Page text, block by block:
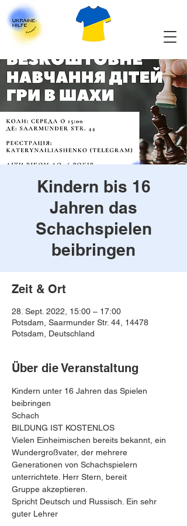
Kindern bis 16
Jahren das
Schachspielen
beibringen
Zeit & Ort
28. Sept. 2022, 15:00 – 17:00
Potsdam, Saarmunder Str. 44, 14478
Potsdam, Deutschland
Über die Veranstaltung
Kindern unter 16 Jahren das Spielen
beibringen
Schach
BILDUNG IST KOSTENLOS
Vielen Einheimischen bereits bekannt, ein
Wundergroßvater, der mehrere
Generationen von Schachspielern
unterrichtete. Herr Stern, bereit
Gruppe akzeptieren.
Spricht Deutsch und Russisch. Ein sehr
guter Lehrer